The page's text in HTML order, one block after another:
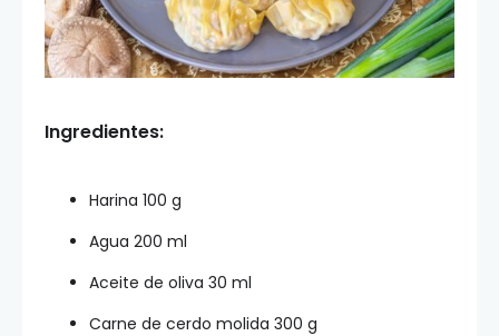
Ingredientes:
Harina 100 g
Agua 200 ml
Aceite de oliva 30 ml
Carne de cerdo molida 300 g